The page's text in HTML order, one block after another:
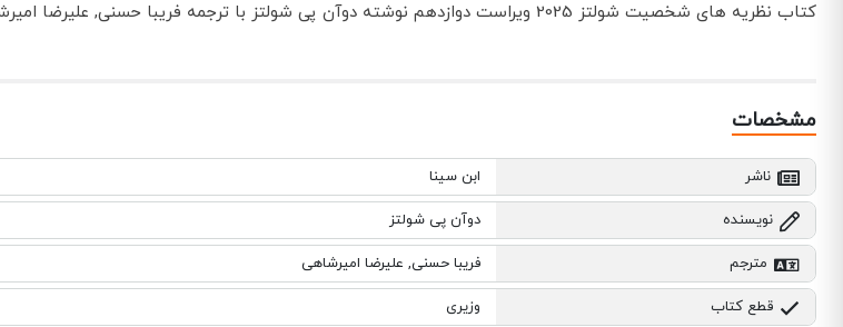
کتاب نظریه های شخصیت شولتز 2025 ویراست دوازدهم نوشته دوآن پی شولتز با ترجمه فریبا حسنی, علیرضا امیرشاهی توسط انتشارات ابن سینا با موضوع روانشناسی به چاپ رسیده است.
مشخصات
ناشر ابن سینا
نویسنده دوآن پی شولتز
مترجم فریبا حسنی, علیرضا امیرشاهی
قطع کتاب وزیری